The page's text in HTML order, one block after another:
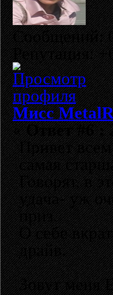
Сообщений:
Репутация:
Мисс
«Ответ #6 :
Привет
самая
Говорят, в
удача- уж
приз.
О себе
драйв.
Зовут меня